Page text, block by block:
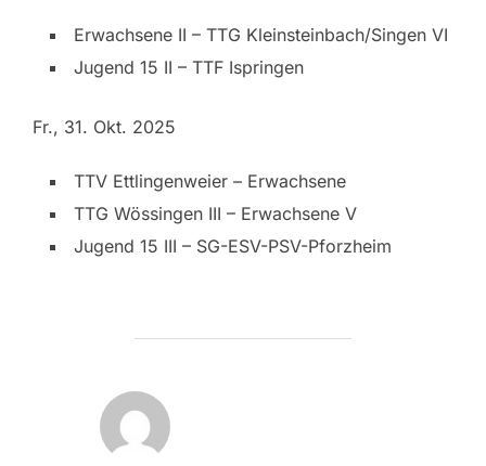
Erwachsene II – TTG Kleinsteinbach/Singen VI
Jugend 15 II – TTF Ispringen
Fr., 31. Okt. 2025
TTV Ettlingenweier – Erwachsene
TTG Wössingen III – Erwachsene V
Jugend 15 III – SG-ESV-PSV-Pforzheim